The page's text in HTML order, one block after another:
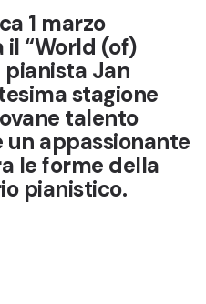
1 marzo
il “World (of)
Jan
stagione
talento
appassionante
le forme della
pianistico.